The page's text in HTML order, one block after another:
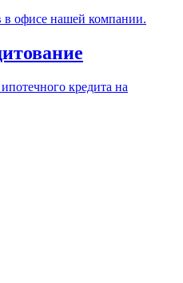
офисе нашей компании.
кредита на